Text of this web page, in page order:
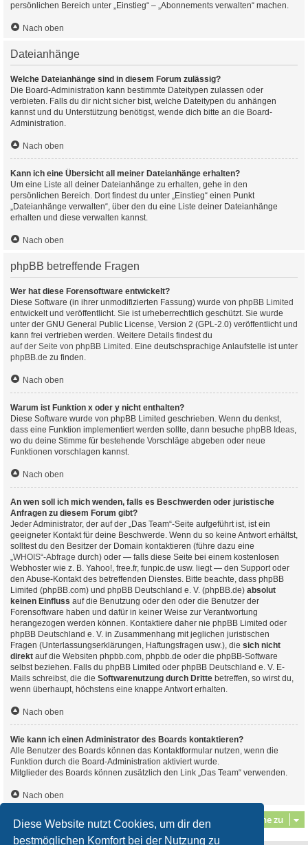
Diese Website nutzt Cookies, um dir den
bestmöglichen Komfort bei der Nutzung zu
persönlichen Bereich unter „Einstieg“ – „Abonnements verwalten“ machen.
Nach oben
Dateianhänge
Welche Dateianhänge sind in diesem Forum zulässig?
Die Board-Administration kann bestimmte Dateitypen zulassen oder
verbieten. Falls du dir nicht sicher bist, welche Dateitypen du anhängen
kannst und du Unterstützung benötigst, wende dich bitte an die Board-
Administration.
Nach oben
Kann ich eine Übersicht all meiner Dateianhänge erhalten?
Um eine Liste all deiner Dateianhänge zu erhalten, gehe in den
persönlichen Bereich. Dort findest du unter „Einstieg“ einen Punkt
„Dateianhänge verwalten“, über den du eine Liste deiner Dateianhänge
erhalten und diese verwalten kannst.
Nach oben
phpBB betreffende Fragen
Wer hat diese Forensoftware entwickelt?
Diese Software (in ihrer unmodifizierten Fassung) wurde von phpBB Limited
entwickelt und veröffentlicht. Sie ist urheberrechtlich geschützt. Sie wurde
unter der GNU General Public License, Version 2 (GPL-2.0) veröffentlicht und
kann frei vertrieben werden. Weitere Details findest du
auf der Seite von phpBB Limited . Eine deutschsprachige Anlaufstelle ist unter
phpBB.de zu finden.
Nach oben
Warum ist Funktion x oder y nicht enthalten?
Diese Software wurde von phpBB Limited geschrieben. Wenn du denkst,
dass eine Funktion implementiert werden sollte, dann besuche phpBB Ideas,
wo du deine Stimme für bestehende Vorschläge abgeben oder neue
Funktionen vorschlagen kannst.
Nach oben
An wen soll ich mich wenden, falls es Beschwerden oder juristische
Anfragen zu diesem Forum gibt?
Jeder Administrator, der auf der „Das Team“-Seite aufgeführt ist, ist ein
geeigneter Kontakt für deine Beschwerde. Wenn du so keine Antwort erhältst,
solltest du den Besitzer der Domain kontaktieren (führe dazu eine
„WHOIS“-Abfrage durch) oder — falls diese Seite bei einem kostenlosen
Webhoster wie z. B. Yahoo!, free.fr, funpic.de usw. liegt — den Support oder
den Abuse-Kontakt des betreffenden Dienstes. Bitte beachte, dass phpBB
Limited (phpBB.com) und phpBB Deutschland e. V. (phpBB.de) absolut
keinen Einfluss auf die Benutzung oder den oder die Benutzer der
Forensoftware haben und dafür in keiner Weise zur Verantwortung
herangezogen werden können. Kontaktiere daher nie phpBB Limited oder
phpBB Deutschland e. V. in Zusammenhang mit jeglichen juristischen
Fragen (Unterlassungserklärungen, Haftungsfragen usw.), die sich nicht
direkt auf die Websiten phpbb.com, phpbb.de oder die phpBB-Software
selbst beziehen. Falls du phpBB Limited oder phpBB Deutschland e. V. E-
Mails schreibst, die die Softwarenutzung durch Dritte betreffen, so wirst du,
wenn überhaupt, höchstens eine knappe Antwort erhalten.
Nach oben
Wie kann ich einen Administrator des Boards kontaktieren?
Alle Benutzer des Boards können das Kontaktformular nutzen, wenn die
Funktion durch die Board-Administration aktiviert wurde.
Mitglieder des Boards können zusätzlich den Link „Das Team“ verwenden.
Nach oben
Gehe zu